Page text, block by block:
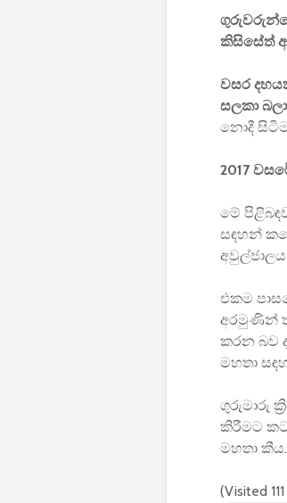
කිසිසේත්
වසර
සලකා
නොදී
2017
මේ
සඳහන්
එකම
අරමුණින්
කරන බව
මහතා
ගුරුමාරු
කිරීමට
මහතා කීය.
(Visited